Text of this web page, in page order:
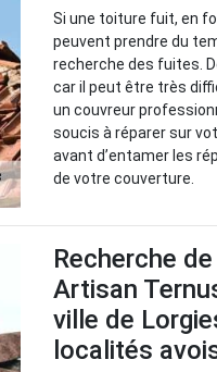
Si une toiture fuit, en
peuvent prendre du
recherche des fuites.
car il peut être très
un couvreur
soucis à réparer sur
avant d’entamer les
de votre couverture.
Recherche
Artisan
ville de
localités